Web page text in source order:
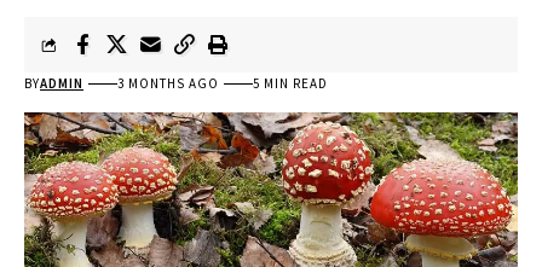
BYADMIN 3 MONTHS AGO 5 MIN READ